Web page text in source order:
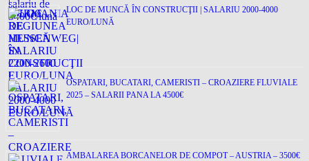
LOC DE MUNCĂ ÎN CONSTRUCŢII | SALARIU 2000-4000
EURO/LUNĂ
OSPATARI, BUCATARI, CAMERISTI – CROAZIERE FLUVIALE
2025 – SALARII PANA LA 4500€
AMBALAREA BORCANELOR DE COMPOT – AUSTRIA – 3500€